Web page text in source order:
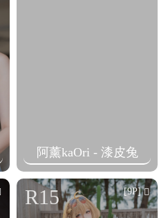
阿薰kaOri - 漆皮兔
R15 [9P]